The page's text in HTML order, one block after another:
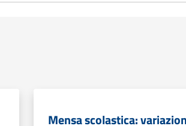
Mensa scolastica: